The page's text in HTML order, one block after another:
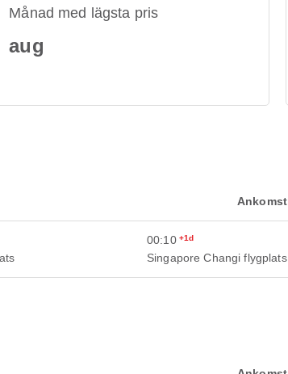
Månad med lägsta pris
aug
Ankomst
00:10 +1d
Singapore Changi flygplats